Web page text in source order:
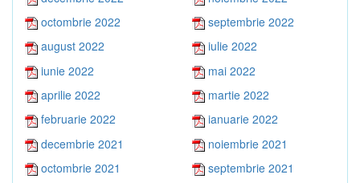
octombrie 2022
septembrie 2022
august 2022
iulie 2022
iunie 2022
mai 2022
aprilie 2022
martie 2022
februarie 2022
ianuarie 2022
decembrie 2021
noiembrie 2021
octombrie 2021
septembrie 2021